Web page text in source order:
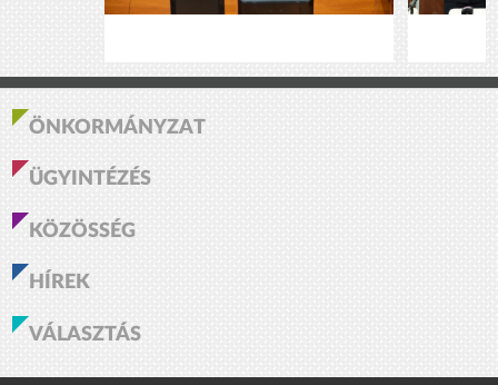
ÖNKORMÁNYZAT
ÜGYINTÉZÉS
KÖZÖSSÉG
HÍREK
VÁLASZTÁS